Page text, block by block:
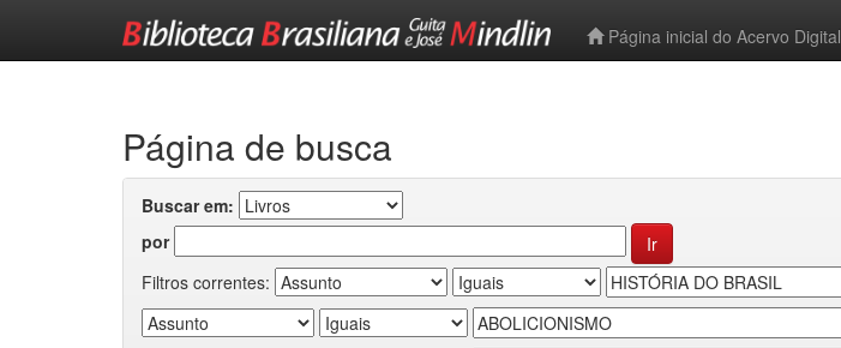
Página inicial do Acervo Digital
Página de busca
Buscar em:
por
Filtros correntes: